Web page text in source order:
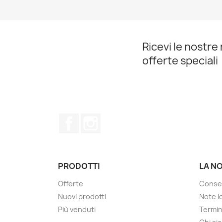
Ricevi le nostre
offerte speciali
PRODOTTI
Offerte
Nuovi prodotti
Più venduti
LA
Note